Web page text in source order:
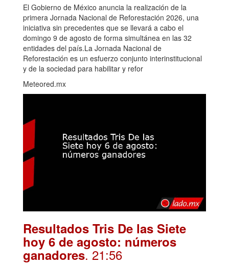
El Gobierno de México anuncia la realización de la
primera Jornada Nacional de Reforestación 2026, una
iniciativa sin precedentes que se llevará a cabo el
domingo 9 de agosto de forma simultánea en las 32
entidades del país.La Jornada Nacional de
Reforestación es un esfuerzo conjunto interinstitucional
y de la sociedad para habilitar y refor
Meteored.mx
Resultados Tris De las Siete
hoy 6 de agosto: números
ganadores. 21:56